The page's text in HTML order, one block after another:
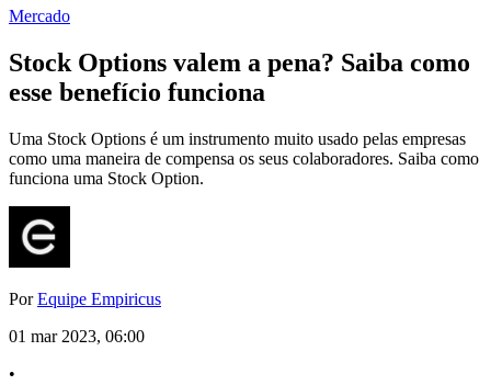
Mercado
Stock Options valem a pena? Saiba como
esse benefício funciona
Uma Stock Options é um instrumento muito usado pelas empresas
como uma maneira de compensa os seus colaboradores. Saiba como
funciona uma Stock Option.
PorEquipe Empiricus
01 mar 2023, 06:00
•